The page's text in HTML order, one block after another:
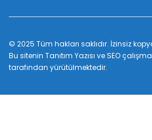
© 2025 Tüm hakları saklıdır. İzinsiz
Bu sitenin Tanıtım Yazısı ve SEO
tarafından yürütülmektedir.